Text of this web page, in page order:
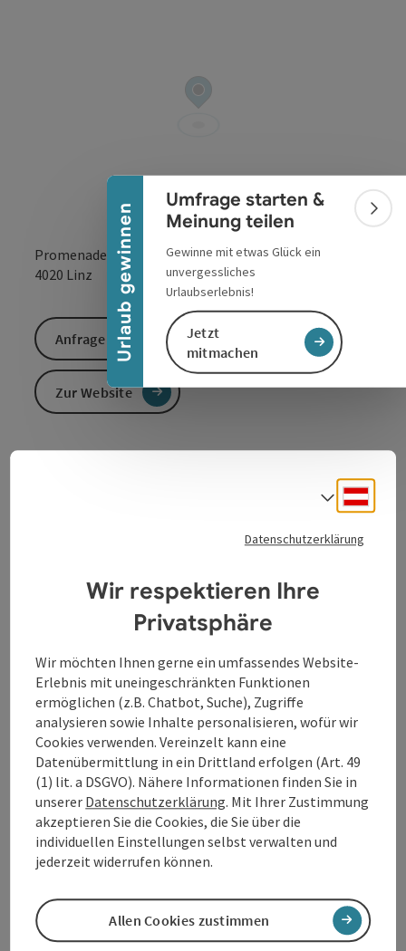
Urlaub gewinnen
Banner einklappen
Umfrage starten &
Meinung teilen
Gewinne mit etwas Glück ein
unvergessliches
Urlaubserlebnis!
Jetzt
mitmachen
Promenade 11-13
4020 Linz
Wir sind für unsere Kund*innen da und begleiten sie in
allen Lebensphasen auf dem Weg zur finanziellen
weiterhin jeden Tag unser Bestes geben.
Kontakt
Öffnungszeiten
Anreise/Lage
Anfrage senden
Zur Website
Datenschutzerklärung
Wir respektieren Ihre
Privatsphäre
Wir möchten Ihnen gerne ein umfassendes Website-
Erlebnis mit uneingeschränkten Funktionen
ermöglichen (z.B. Chatbot, Suche), Zugriffe
analysieren sowie Inhalte personalisieren, wofür wir
Cookies verwenden. Vereinzelt kann eine
Datenübermittlung in ein Drittland erfolgen (Art. 49
(1) lit. a DSGVO). Nähere Informationen finden Sie in
unserer Datenschutzerklärung. Mit Ihrer Zustimmung
akzeptieren Sie die Cookies, die Sie über die
individuellen Einstellungen selbst verwalten und
jederzeit widerrufen können.
Allen Cookies zustimmen